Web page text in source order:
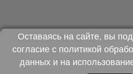
Оставаясь на сайте, вы
согласие с политикой
данныхи на